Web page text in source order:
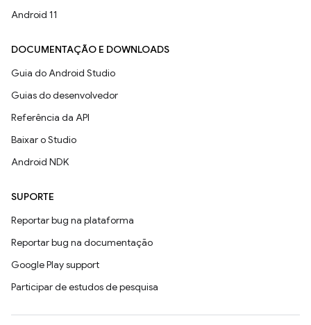
Android 11
DOCUMENTAÇÃO E DOWNLOADS
Guia do Android Studio
Guias do desenvolvedor
Referência da API
Baixar o Studio
Android NDK
SUPORTE
Reportar bug na plataforma
Reportar bug na documentação
Google Play support
Participar de estudos de pesquisa